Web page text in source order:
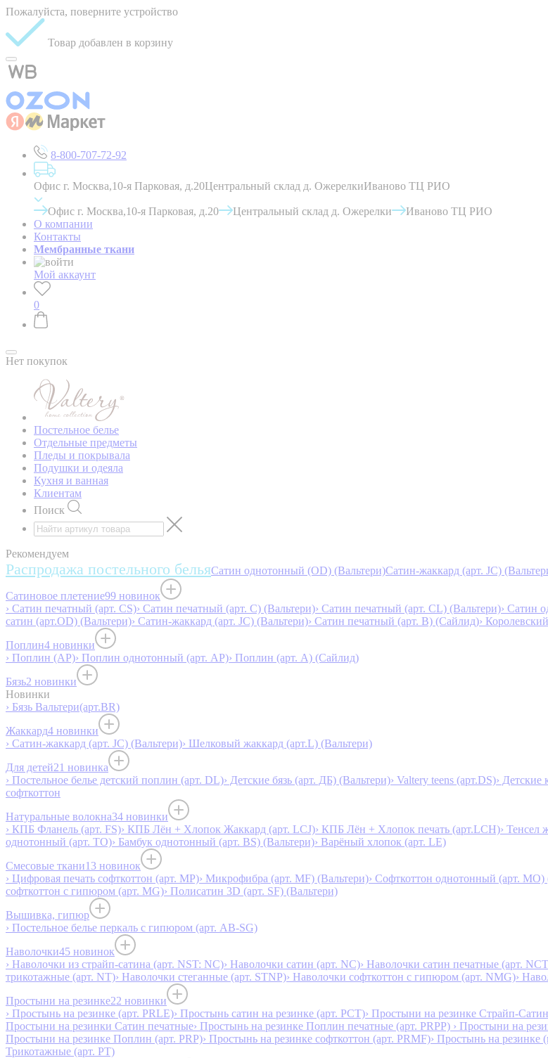
Пожалуйста, поверните устройство
Товар добавлен в корзину
8-800-707-72-92
Офис г. Москва,10-я Парковая, д.20Центральный склад д. ОжерелкиИваново ТЦ РИО
Офис г. Москва,10-я Парковая, д.20 Центральный склад д. Ожерелки
Иваново ТЦ РИО
О компании
Контакты
Мембранные ткани
Мой аккаунт
0
Нет покупок
Постельное белье
Отдельные предметы
Пледы и покрывала
Подушки и одеяла
Кухня и ванная
Клиентам
Поиск
Рекомендуем
Распродажа постельного бельяСатин однотонный (OD) (Вальтери)Сатин-жаккард (арт. JC)
Сатиновое плетение99 новинок
› Сатин печатный (арт. СS)› Сатин печатный (арт. С) (Вальтери)› Сатин печатный (арт. СL) (Вальтери)› Сатин
сатин (арт.OD) (Вальтери)› Сатин-жаккард (арт. JC) (Вальтери)› Сатин печатный (арт. В) (Сайлид)›
Поплин4 новинки
› Поплин (AP)› Поплин однотонный (арт. AP)› Поплин (арт. А) (Сайлид)
Бязь2 новинки
Новинки
› Бязь Вальтери(арт.BR)
Жаккард4 новинки
› Сатин-жаккард (арт. JC) (Вальтери)› Шелковый жаккард (арт.L) (Вальтери)
Для детей21 новинка
› Постельное белье детский поплин (арт. DL)› Детские бязь (арт. ДБ) (Вальтери)› Valtery teens (арт.DS)› Детские
софткоттон
Натуральные волокна34 новинки
› КПБ Фланель (арт. FS)› КПБ Лён + Хлопок Жаккард (арт. LCJ)› КПБ Лён + Хлопок печать (арт.LCH)› Тенсел
однотонный (арт. TO)› Бамбук однотонный (арт. BS) (Вальтери)› Варёный хлопок (арт. LE)
Смесовые ткани13 новинок
› Цифровая печать софткоттон (арт. MP)› Микрофибра (арт. MF) (Вальтери)› Софткоттон однотонный (арт. MO)
софткоттон с гипюром (арт. MG)› Полисатин 3D (арт. SF) (Вальтери)
Вышивка, гипюр
› Постельное белье перкаль с гипюром (арт. AB-SG)
Наволочки45 новинок
› Наволочки из страйп-сатина (арт. NST: NC)› Наволочки сатин (арт. NC)› Наволочки сатин печатные (арт.
трикотажные (арт. NT)› Наволочки стеганные (арт. STNP)› Наволочки софткоттон с гипюром (арт. NMG)›
Простыни на резинке22 новинки
› Простынь на резинке (арт. PRLE)› Простынь сатин на резинке (арт. PCT)› Простыни на резинке Страйп-
Простыни на резинки Сатин печатные› Простынь на резинке Поплин печатные (арт. PRPP) › Простыни на
Простыни на резинке Поплин (арт. PRP)› Простынь на резинке софткоттон (арт. PRMF)› Простынь на резинке
Трикотажные (арт. РТ)